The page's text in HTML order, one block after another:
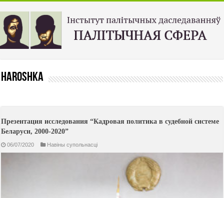
haroshka
Презентация исследования “Кадровая политика в судебной системе
Беларуси, 2000-2020”
06/07/2020 Навiны супольнасцi